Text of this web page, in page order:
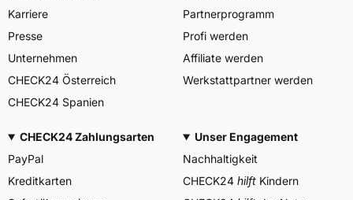
Herstellerkontakt
Deutschland, info-de@mitas-
tires.com
Karriere
Presse
Unternehmen
CHECK24 Österreich
CHECK24 Spanien
Partnerprogramm
Profi werden
Affiliate werden
Werkstattpartner werden
CHECK24 Zahlungsarten
PayPal
Kreditkarten
Unser Engagement
Nachhaltigkeit
CHECK24 hilft Kindern